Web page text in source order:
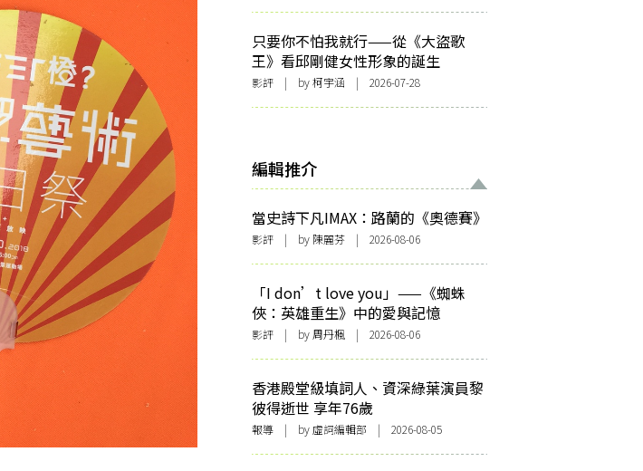
只要你不怕我就行——從《大盜歌
王》看邱剛健女性形象的誕生
影評 | by 柯宇涵 | 2026-07-28
編輯推介
當史詩下凡IMAX：路蘭的《奧德賽》
影評 | by 陳麗芬 | 2026-08-06
「I don’t love you」——《蜘蛛
俠：英雄重生》中的愛與記憶
影評 | by 周丹楓 | 2026-08-06
香港殿堂級填詞人、資深綠葉演員黎
彼得逝世 享年76歲
報導 | by 虛詞編輯部 | 2026-08-05